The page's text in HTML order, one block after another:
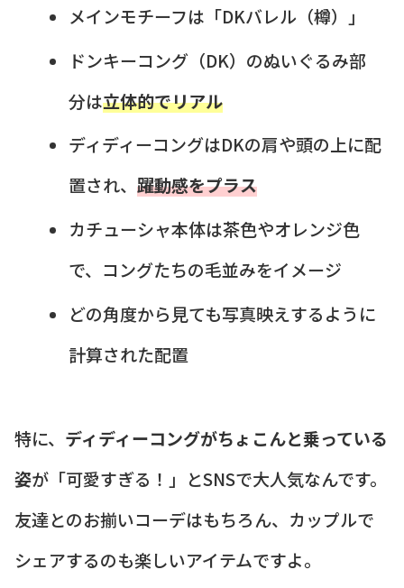
メインモチーフは「DKバレル（樽）」
ドンキーコング（DK）のぬいぐるみ部
分は立体的でリアル
ディディーコングはDKの肩や頭の上に配
置され、 躍動感をプラス
カチューシャ本体は茶色やオレンジ色
で、コングたちの毛並みをイメージ
どの角度から見ても写真映えするように
計算された配置
特に、 ディディーコングがちょこんと乗っている
姿が「可愛すぎる！」とSNSで大人気なんです。
友達とのお揃いコーデはもちろん、カップルで
シェアするのも楽しいアイテムですよ。